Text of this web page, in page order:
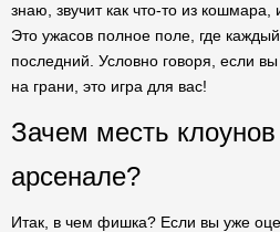
знаю, звучит как что-то из кошмара,
Это ужасов полное поле, где
последний. Условно говоря, если вы
на грани, это игра для вас!
Зачем месть
арсенале?
Итак, в чем фишка? Если вы уже